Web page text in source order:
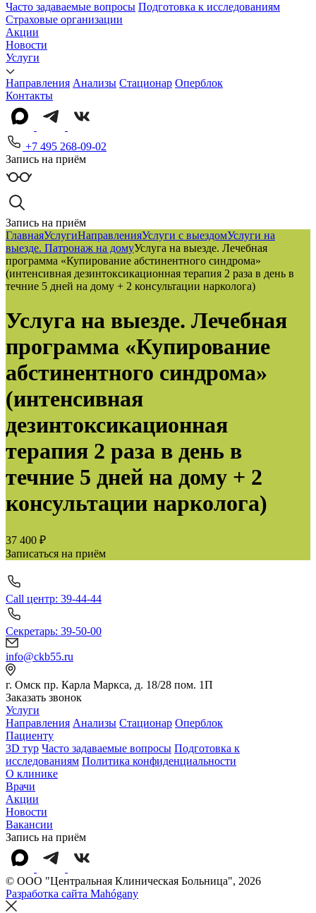
Часто задаваемые вопросы Подготовка к исследованиям
Страховые организации
Акции
Новости
Услуги
Направления Анализы Стационар Оперблок
Контакты
+7 495 268-09-02
Запись на приём
Запись на приём
ГлавнаяУслугиНаправленияУслуги с выездомУслуги на
выезде. Патронаж на домуУслуга на выезде. Лечебная
программа «Купирование абстинентного синдрома»
(интенсивная дезинтоксикационная терапия 2 раза в день в
течние 5 дней на дому + 2 консультации нарколога)
Услуга на выезде. Лечебная
программа «Купирование
абстинентного синдрома»
(интенсивная
дезинтоксикационная
терапия 2 раза в день в
течние 5 дней на дому + 2
консультации нарколога)
37 400 ₽
Записаться на приём
Call центр: 39-44-44
Секретарь: 39-50-00
info@ckb55.ru
г. Омск пр. Карла Маркса, д. 18/28 пом. 1П
Заказать звонок
Услуги
Направления Анализы Стационар Оперблок
Пациенту
3D тур Часто задаваемые вопросы Подготовка к
исследованиям Политика конфиденциальности
О клинике
Врачи
Акции
Новости
Вакансии
Запись на приём
© OOO "Центральная Клиническая Больница", 2026
Разработка сайта Mahógany